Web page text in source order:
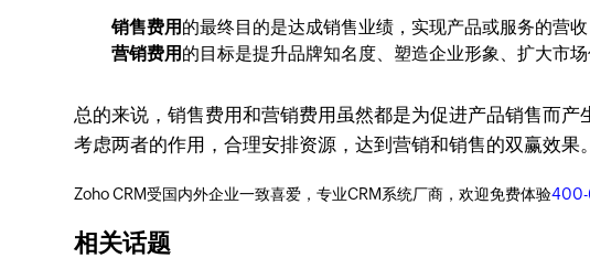
销售费用 的最终目的是达成销售业绩，实现产品或服务的营
营销费用 的目标是提升品牌知名度、塑造企业形象、扩大市
总的来说，销售费用和营销费用虽然都是为促进产品销售而
考虑两者的作用，合理安排资源，达到营销和销售的双赢效果。
Zoho CRM受国内外企业一致喜爱，专业CRM系统厂商，欢迎免费体验
相关话题